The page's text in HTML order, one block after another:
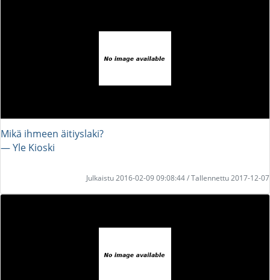
Mikä ihmeen äitiyslaki?
― Yle Kioski
Julkaistu 2016-02-09 09:08:44 / Tallennettu 2017-12-07